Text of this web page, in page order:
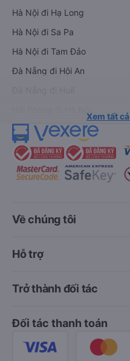
Hà Nội đi Hạ Long
Hà Nội đi Sa Pa
Hà Nội đi Tam Đảo
Đà Nẵng đi Hội An
Xem tất
Về chúng tôi
Hỗ trợ
Trở thành đối tác
Đối tác thanh toán